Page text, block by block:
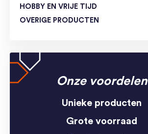
HOBBY EN VRIJE TIJD
OVERIGE PRODUCTEN
Onze voordelen
Unieke producten
Grote voorraad